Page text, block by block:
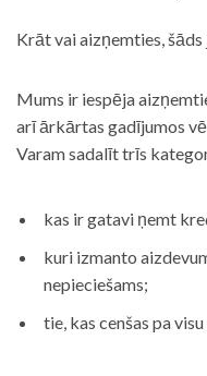
Krāt vai aizņemties,
Mums ir iespēja
arī ārkārtas gadījumos
Varam sadalīt trīs
kas ir gatavi ņemt
kuri izmanto
nepieciešams;
tie, kas cenšas pa